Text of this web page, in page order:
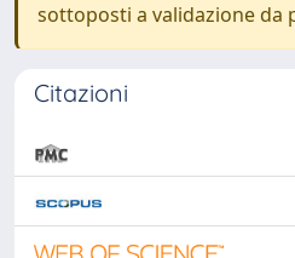
sottoposti a validazione da
Citazioni